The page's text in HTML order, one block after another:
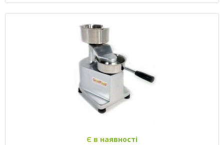
Є в наявності